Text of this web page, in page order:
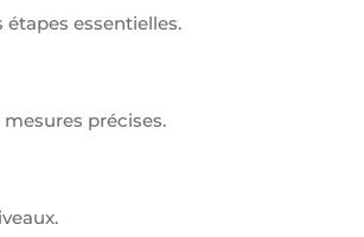
essentielles.
précises.